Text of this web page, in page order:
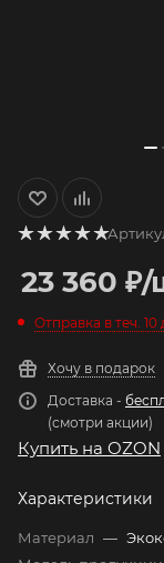
23 360 ₽/
Отправка в теч. 10
Хочу в подарок
Доставка -
(смотри акции)
Купить на OZON
Характеристики
Материал —